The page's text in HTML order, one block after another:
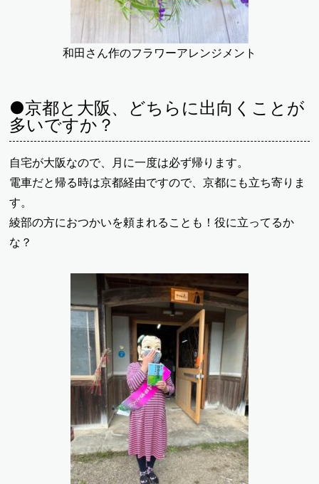
和田さん作のフラワーアレンジメント
●京都と大阪、どちらに出向くことが
多いですか？
自宅が大阪なので、月に一度は必ず帰ります。
電車だと帰る時は京都経由ですので、京都にも立ち寄りま
す。
綾部の方におつかいを頼まれることも！役に立ってるか
な？